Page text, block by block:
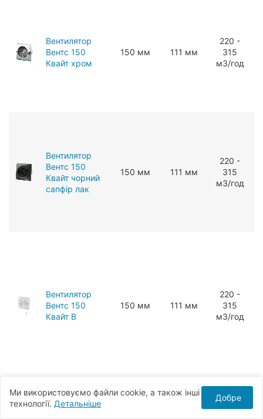
Вентилятор
Вентс 150
Квайт хром
150 мм 111 мм
220 -
315
мЗ/год
Вентилятор
Вентс 150
Квайт чорний
сапфір лак
150 мм 111 мм
220 -
315
мЗ/год
Вентилятор
Вентс 150
Квайт В
150 мм 111 мм
220 -
315
мЗ/год
Ми використовуємо файли cookie, а також інші
технології. Детальніше
Добре